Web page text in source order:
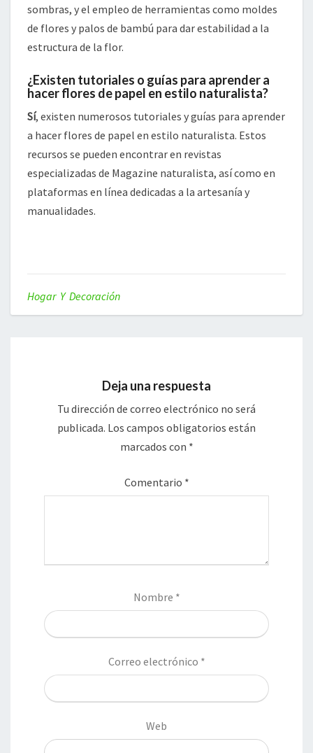
sombras, y el empleo de herramientas como moldes
de flores y palos de bambú para dar estabilidad a la
estructura de la flor.
¿Existen tutoriales o guías para aprender a
hacer flores de papel en estilo naturalista?
Sí, existen numerosos tutoriales y guías para aprender
a hacer flores de papel en estilo naturalista. Estos
recursos se pueden encontrar en revistas
especializadas de Magazine naturalista, así como en
plataformas en línea dedicadas a la artesanía y
manualidades.
Hogar Y Decoración
Deja una respuesta
Tu dirección de correo electrónico no será
publicada. Los campos obligatorios están
marcados con *
Comentario *
Nombre *
Correo electrónico *
Web